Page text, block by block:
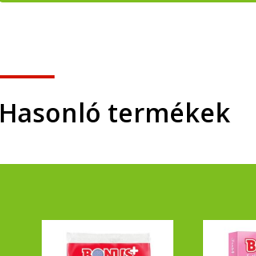
Hasonló termékek